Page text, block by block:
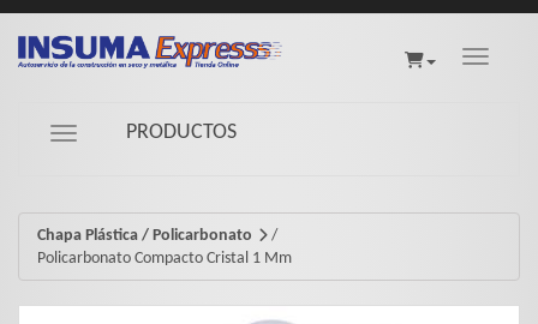
Toggle
Navigation ein-/ausblenden
PRODUCTOS
Chapa Plástica / Policarbonato
/
Policarbonato Compacto Cristal 1 Mm